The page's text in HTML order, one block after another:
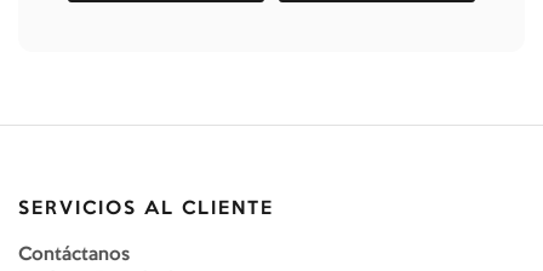
SERVICIOS AL CLIENTE
Contáctanos